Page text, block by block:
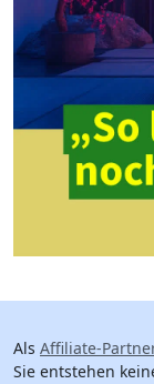
Als Affiliate-
Sie entstehen